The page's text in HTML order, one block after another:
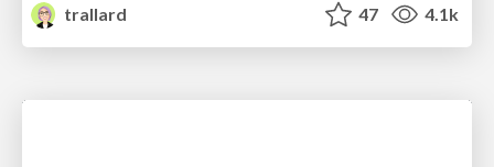
trallard
47 4.1k